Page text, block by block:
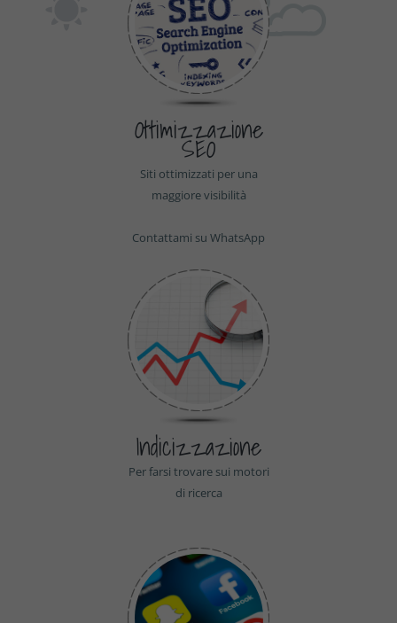
Ottimizzazione
SEO
Siti ottimizzati per una
maggiore visibilità
Contattami su WhatsApp
Indicizzazione
Per farsi trovare sui motori
di ricerca